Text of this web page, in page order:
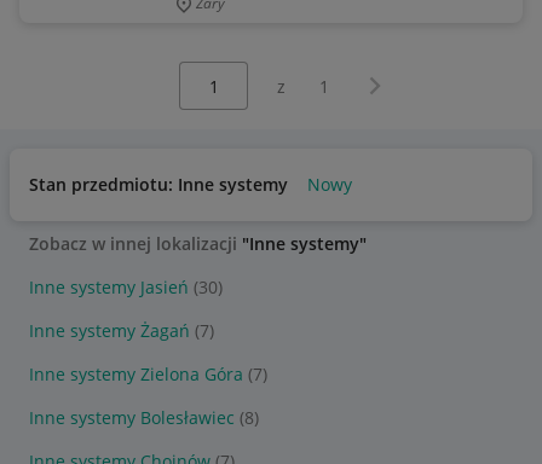
z 1 Następna strona
Stan przedmiotu: Inne systemy Nowy
Zobacz w innej lokalizacji "Inne systemy"
Inne systemy Jasień (30)
Inne systemy Żagań (7)
Inne systemy Zielona Góra (7)
Inne systemy Bolesławiec (8)